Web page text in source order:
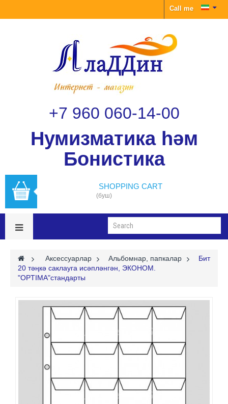
Call me
+7 960 060-14-00
Нумизматика һәм
Бонистика
SHOPPING CART
(буш)
> Аксессуарлар > Альбомнар, папкалар >
Бит
20 тәңкә саклауга исәпләнгән, ЭКОНОМ.
"OPTIMA"стандарты